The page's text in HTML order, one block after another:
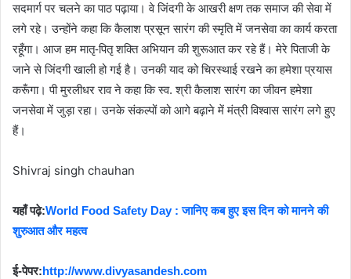
सदमार्ग पर चलने का पाठ पढ़ाया। वे जिंदगी के आखरी क्षण तक समाज की सेवा में
लगे रहे। उन्होंने कहा कि कैलाश प्रसून सारंग की स्मृति में जनसेवा का कार्य करता
रहूँगा। आज हम मातृ-पितृ शक्ति अभियान की शुरूआत कर रहे हैं। मेरे पिताजी के
जाने से जिंदगी खाली हो गई है। उनकी याद को चिरस्थाई रखने का हमेशा प्रयास
करूँगा। पी मुरलीधर राव ने कहा कि स्व. श्री कैलाश सारंग का जीवन हमेशा
जनसेवा में जुड़ा रहा। उनके संकल्पों को आगे बढ़ाने में मंत्री विश्वास सारंग लगे हुए
हैं।
Shivraj singh chauhan
यहाँ पढ़े:World Food Safety Day : जानिए कब हुए इस दिन को मानने की
शुरुआत और महत्व
ई-पेपर:http://www.divyasandesh.com